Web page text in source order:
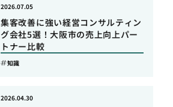
集客改善に強い経営コンサルティン
グ会社5選！大阪市の売上向上パー
トナー比較
2026.07.05
知識
2026.04.30